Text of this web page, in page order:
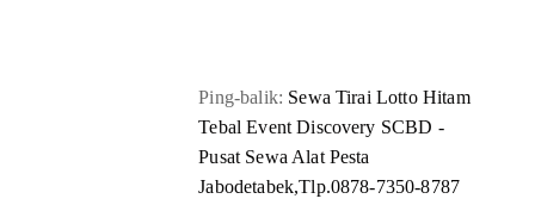
Ping-balik: Sewa Tirai Lotto Hitam
Tebal Event Discovery SCBD -
Pusat Sewa Alat Pesta
Jabodetabek,Tlp.0878-7350-8787